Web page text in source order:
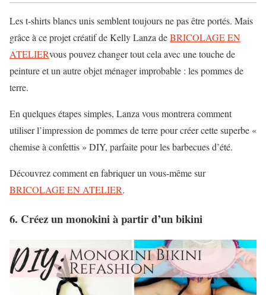
Les t-shirts blancs unis semblent toujours ne pas être portés. Mais
grâce à ce projet créatif de Kelly Lanza deBRICOLAGE EN
ATELIERvous pouvez changer tout cela avec une touche de
peinture et un autre objet ménager improbable : les pommes de
terre.
En quelques étapes simples, Lanza vous montrera comment
utiliser l’impression de pommes de terre pour créer cette superbe «
chemise à confettis » DIY, parfaite pour les barbecues d’été.
Découvrez comment en fabriquer un vous-même sur
BRICOLAGE EN ATELIER.
6. Créez un monokini à partir d’un bikini